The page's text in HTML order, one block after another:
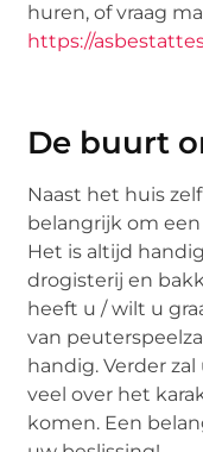
huren, of vraag
https://
De buurt
Naast het huis
belangrijk om
Het is altijd
drogisterij en
heeft u / wilt u
van
handig. Verder
veel over het
komen. Een